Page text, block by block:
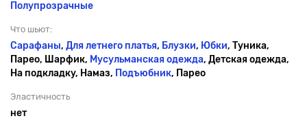
Полупрозрачные
Что шьют:
Сарафаны, Для летнего платья, Блузки, Юбки, Туника,
Парео, Шарфик, Мусульманская одежда, Детская одежда,
На подкладку, Намаз, Подъюбник, Парео
Эластичность
нет